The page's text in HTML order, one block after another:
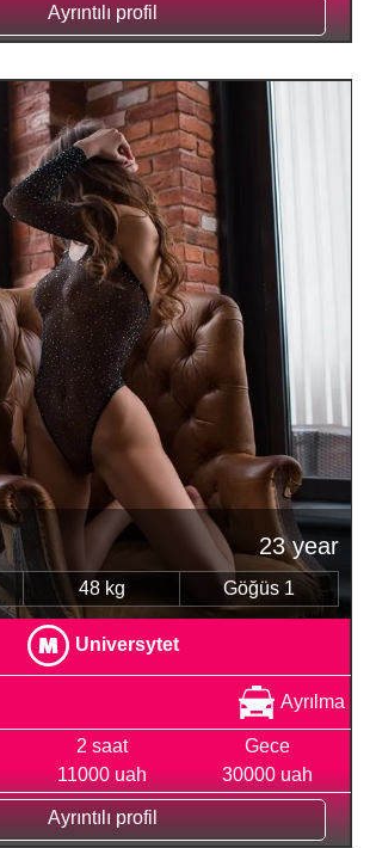
Ayrıntılı profil
23 year
48 kg Göğüs 1
Universytet
Ayrılma
2 saat
11000 uah
Gece
30000 uah
Ayrıntılı profil